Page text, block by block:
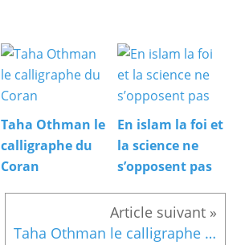
Taha Othman le
calligraphe du
Coran
En islam la foi et
la science ne
s’opposent pas
Taha Othman le calligraphe du Coran